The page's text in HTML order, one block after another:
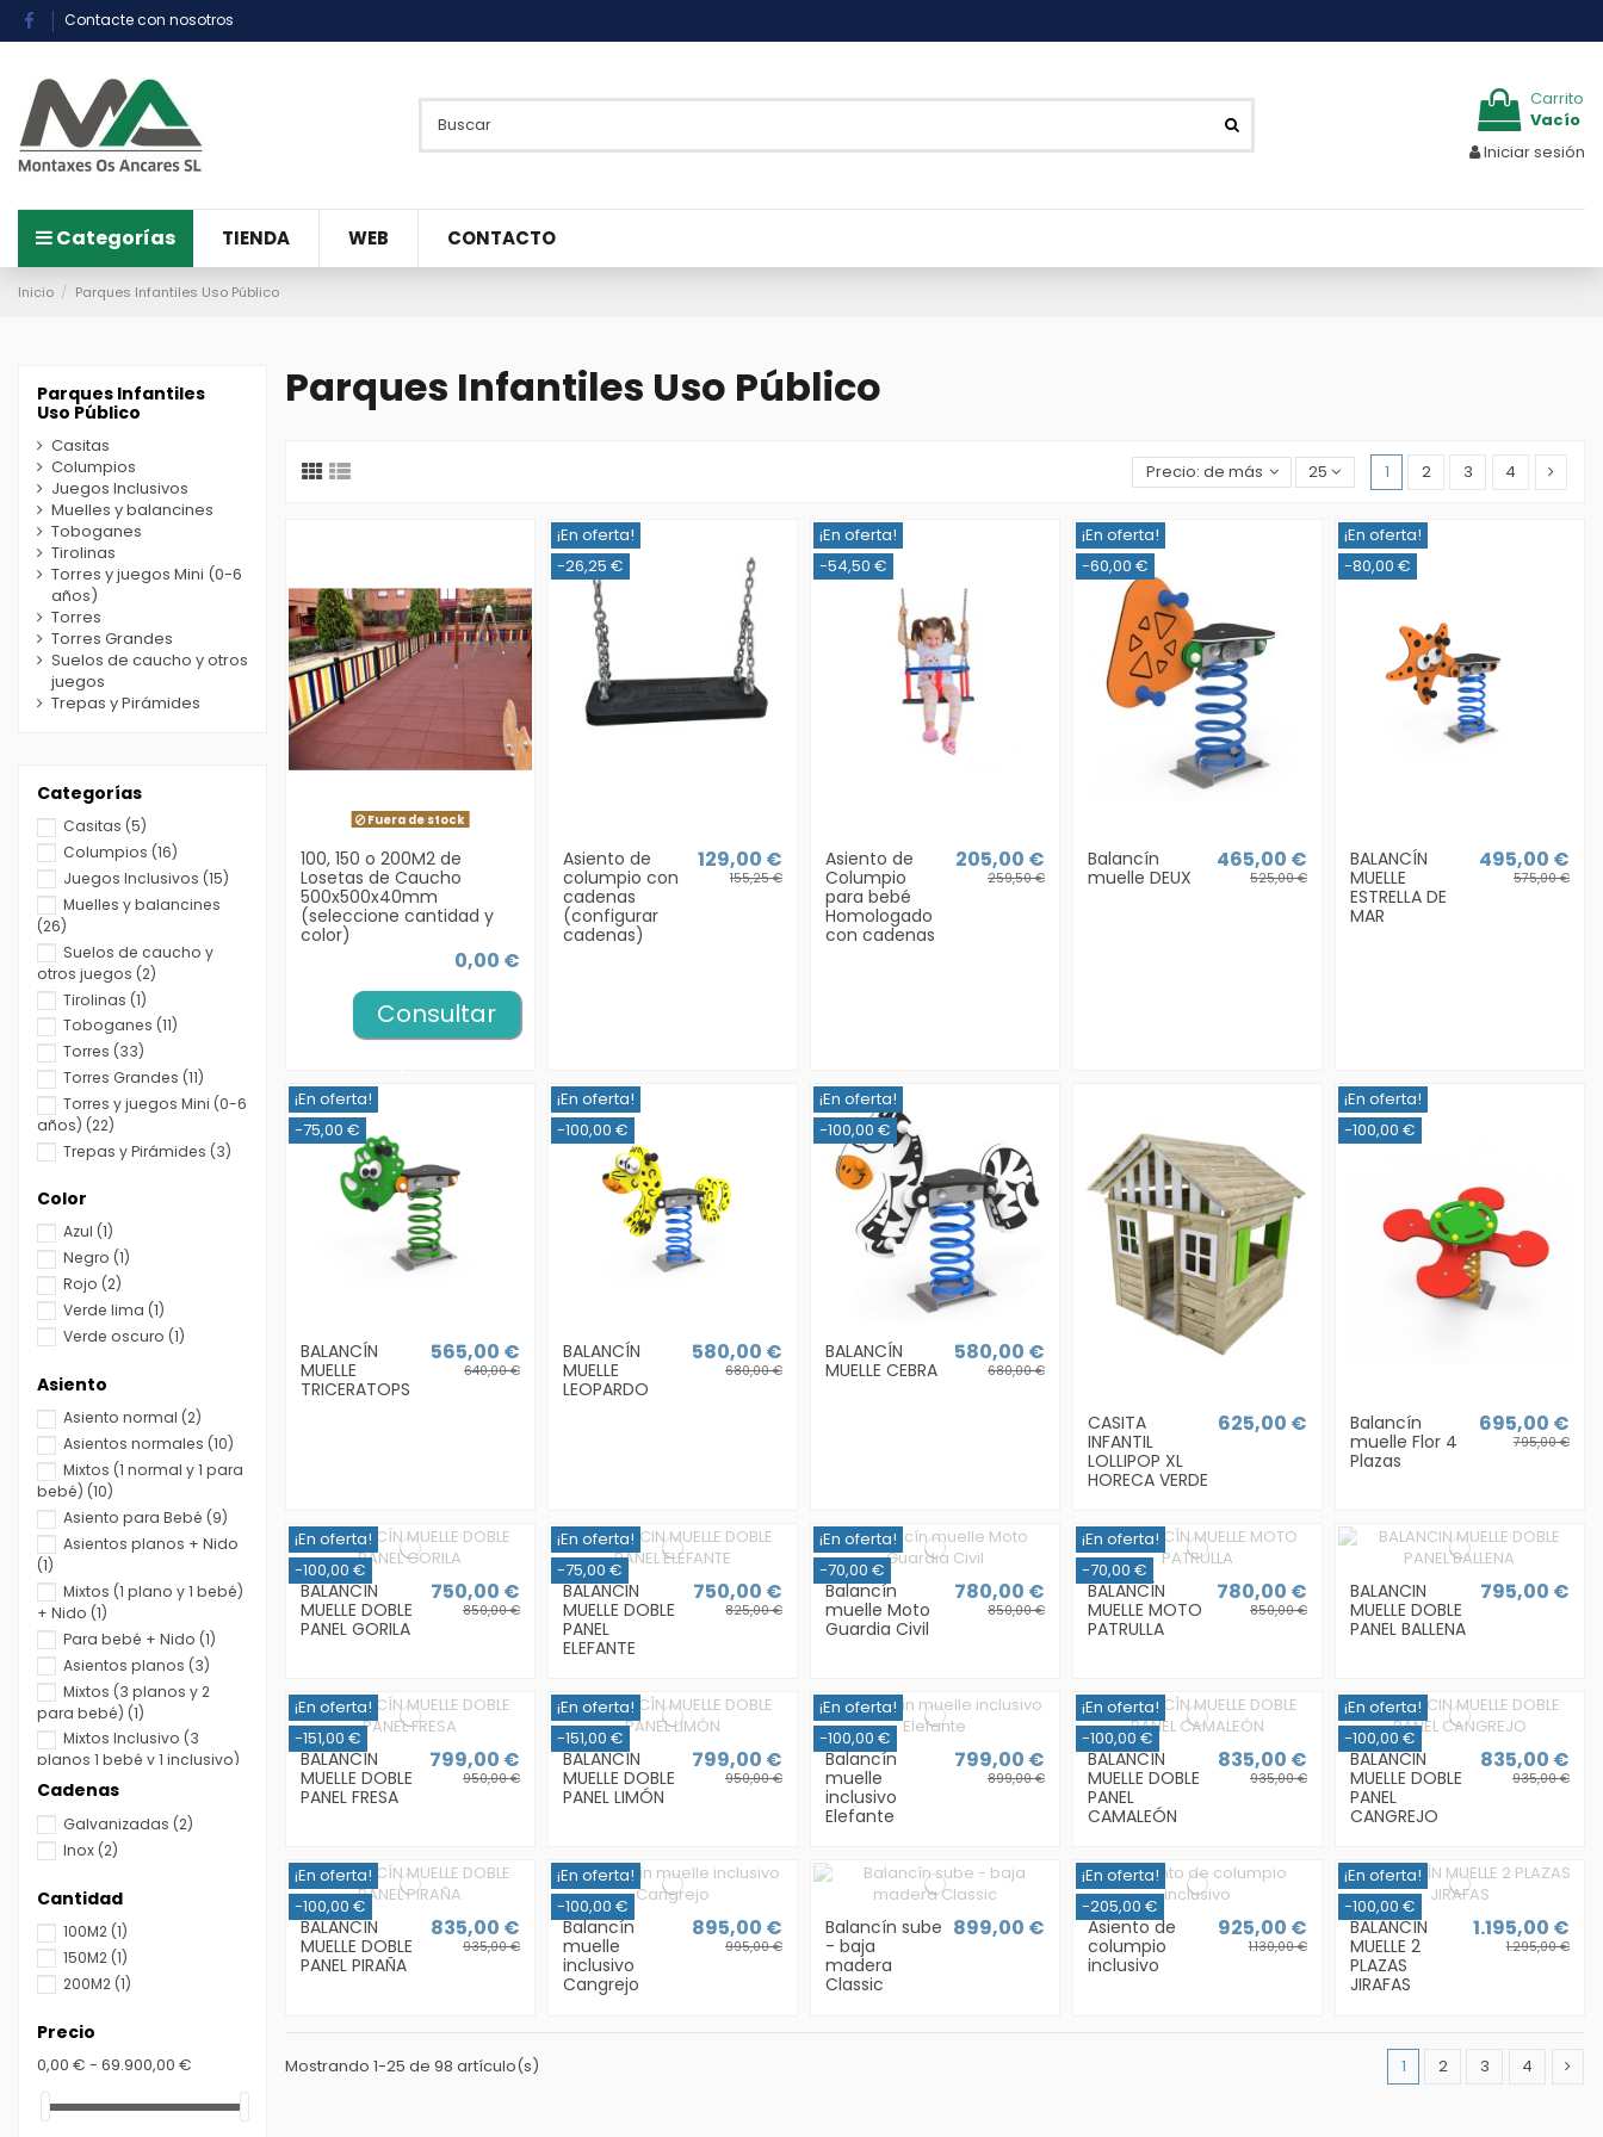
Contacte con nosotros
Carrito
Vacío
Iniciar sesión
Categorías TIENDA WEB CONTACTO
Inicio Parques Infantiles Uso Público
Parques Infantiles Uso Público
Precio: de más bajo a más alto
25 1 2 3 4
Fuera de stock
100, 150 o 200M2 de
Losetas de Caucho
500x500x40mm
(seleccione cantidad y
color)
0,00 €
Consultar
¡En oferta!
-26,25 €
Asiento de
columpio con
cadenas
(configurar
cadenas)
129,00 €
155,25 €
¡En oferta!
-54,50 €
Asiento de
Columpio
para bebé
Homologado
con cadenas
205,00 €
259,50 €
¡En oferta!
-60,00 €
Balancín
muelle DEUX
465,00 €
525,00 €
¡En oferta!
-80,00 €
BALANCÍN
MUELLE
ESTRELLA DE
MAR
495,00 €
575,00 €
¡En oferta!
-75,00 €
BALANCÍN
MUELLE
TRICERATOPS
565,00 €
640,00 €
¡En oferta!
-100,00 €
BALANCÍN
MUELLE
LEOPARDO
580,00 €
680,00 €
¡En oferta!
-100,00 €
BALANCÍN
MUELLE CEBRA
580,00 €
680,00 €
CASITA
INFANTIL
LOLLIPOP XL
HORECA VERDE
625,00 €
¡En oferta!
-100,00 €
Balancín
muelle Flor 4
Plazas
695,00 €
795,00 €
¡En oferta!
-100,00 €
BALANCÍN
MUELLE DOBLE
PANEL GORILA
750,00 €
850,00 €
¡En oferta!
-75,00 €
BALANCIN
MUELLE DOBLE
PANEL
ELEFANTE
750,00 €
825,00 €
¡En oferta!
-70,00 €
Balancín
muelle Moto
Guardia Civil
780,00 €
850,00 €
¡En oferta!
-70,00 €
BALANCÍN
MUELLE MOTO
PATRULLA
780,00 €
850,00 €
BALANCIN
MUELLE DOBLE
PANEL BALLENA
795,00 €
¡En oferta!
-151,00 €
BALANCÍN
MUELLE DOBLE
PANEL FRESA
799,00 €
950,00 €
¡En oferta!
-151,00 €
BALANCÍN
MUELLE DOBLE
PANEL LIMÓN
799,00 €
950,00 €
¡En oferta!
-100,00 €
Balancín
muelle
inclusivo
Elefante
799,00 €
899,00 €
¡En oferta!
-100,00 €
BALANCÍN
MUELLE DOBLE
PANEL
CAMALEÓN
835,00 €
935,00 €
¡En oferta!
-100,00 €
BALANCIN
MUELLE DOBLE
PANEL
CANGREJO
835,00 €
935,00 €
¡En oferta!
-100,00 €
BALANCÍN
MUELLE DOBLE
PANEL PIRAÑA
835,00 €
935,00 €
¡En oferta!
-100,00 €
Balancín
muelle
inclusivo
Cangrejo
895,00 €
995,00 €
Balancín sube
- baja
madera
Classic
899,00 €
¡En oferta!
-205,00 €
Asiento de
columpio
inclusivo
925,00 €
1.130,00 €
¡En oferta!
-100,00 €
BALANCÍN
MUELLE 2
PLAZAS
JIRAFAS
1.195,00 €
1.295,00 €
Mostrando 1-25 de 98 artículo(s) 1 2 3 4
Parques Infantiles
Uso Público
Casitas
Columpios
Juegos Inclusivos
Muelles y balancines
Toboganes
Tirolinas
Torres y juegos Mini (0-6
años)
Torres
Torres Grandes
Suelos de caucho y otros
juegos
Trepas y Pirámides
Categorías
Casitas (5)
Columpios (16)
Juegos Inclusivos (15)
Muelles y balancines
(26)
Suelos de caucho y
otros juegos (2)
Tirolinas (1)
Toboganes (11)
Torres (33)
Torres Grandes (11)
Torres y juegos Mini (0-6
años) (22)
Trepas y Pirámides (3)
Color
Azul (1)
Negro (1)
Rojo (2)
Verde lima (1)
Verde oscuro (1)
Asiento
Asiento normal (2)
Asientos normales (10)
Mixtos (1 normal y 1 para
bebé) (10)
Asiento para Bebé (9)
Asientos planos + Nido
(1)
Mixtos (1 plano y 1 bebé)
+ Nido (1)
Para bebé + Nido (1)
Asientos planos (3)
Mixtos (3 planos y 2
para bebé) (1)
Mixtos Inclusivo (3
planos 1 bebé y 1 inclusivo)
(1)
(5)
1 Asiento plano + 1
1 de bebé + 1 inclusivo
(1)
2 inclusivos
2 Asientos planos +
nido + inclusivo
Mixto (plano + bebé) +
Cadenas
Galvanizadas (2)
Inox (2)
Cantidad
100M2 (1)
150M2 (1)
200M2 (1)
Precio
0,00 € - 69.900,00 €